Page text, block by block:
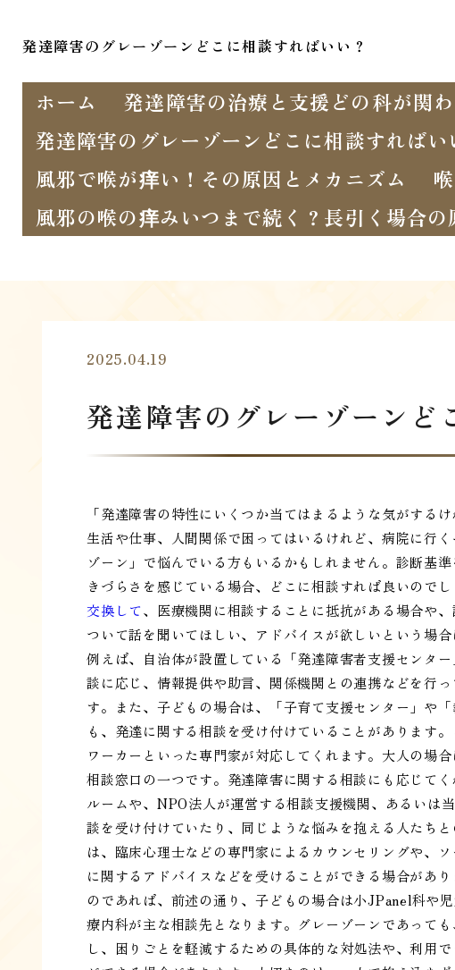
発達障害のグレーゾーンどこに相談すればいい？
ホーム 発達障害の治療と支援どの科が関わ
発達障害のグレーゾーンどこに相談すればい
風邪で喉が痒い！その原因とメカニズム
風邪の喉の痒みいつまで続く？長引く場合の
2025.04.19
発達障害のグレーゾーンど
「発達障害の特性にいくつか当てはまるような気がする
生活や仕事、人間関係で困ってはいるけれど、病院に行
ゾーン」で悩んでいる方もいるかもしれません。診断基
きづらさを感じている場合、どこに相談すれば良いのでし
交換して、医療機関に相談することに抵抗がある場合や
ついて話を聞いてほしい、アドバイスが欲しいという場
例えば、自治体が設置している「発達障害者支援センタ
談に応じ、情報提供や助言、関係機関との連携などを行
す。また、子どもの場合は、「子育て支援センター」や
も、発達に関する相談を受け付けていることがあります
ワーカーといった専門家が対応してくれます。大人の場
相談窓口の一つです。発達障害に関する相談にも応じて
ルームや、NPO法人が運営する相談支援機関、あるいは
談を受け付けていたり、同じような悩みを抱える人たち
は、臨床心理士などの専門家によるカウンセリングや、
に関するアドバイスなどを受けることができる場合があ
のであれば、前述の通り、子どもの場合は小JPanel科や
療内科が主な相談先となります。グレーゾーンであって
し、困りごとを軽減するための具体的な対処法や、利用